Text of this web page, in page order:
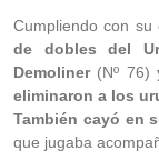
Cumpliendo con su
de dobles del
Demoliner(Nº 76)
eliminaron a los
También cayó en
que jugaba